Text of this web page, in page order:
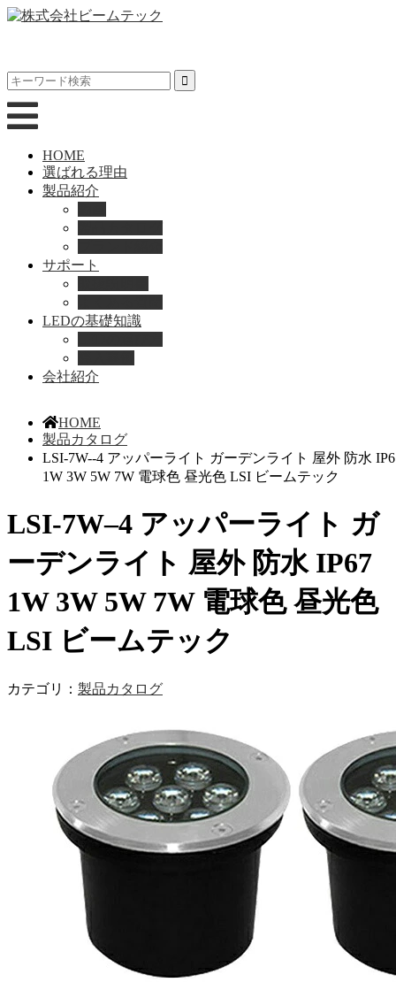
HOME
選ばれる理由
製品紹介
サポート
LEDの基礎知識
会社紹介
HOME
製品カタログ
LSI-7W--4 アッパーライト ガーデンライト 屋外 防水
1W 3W 5W 7W 電球色 昼光色 LSI ビームテック
LSI-7W–4 アッパーライト ガ
ーデンライト 屋外 防水 IP67
1W 3W 5W 7W 電球色 昼光色
LSI ビームテック
カテゴリ： 製品カタログ